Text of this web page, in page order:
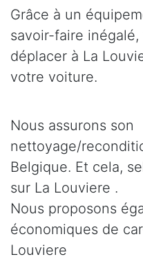
Grâce à un
savoir-faire inégalé,
déplacer à La
votre voiture.
Nous assurons son
nettoyage/
Belgique. Et cela,
sur La Louviere .
Nous proposons
économiques de
Louviere